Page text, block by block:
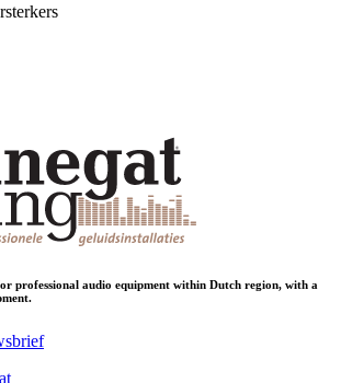
professional audio equipment within Dutch region, with a